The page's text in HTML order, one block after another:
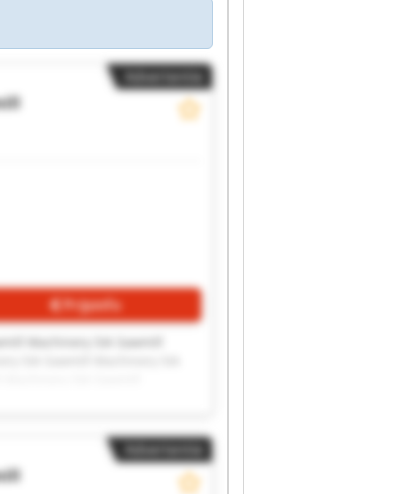
Advertentie
Prijsinfo
Machinery SIA Sawmill